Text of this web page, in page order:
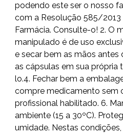
podendo este ser o nosso
com a Resolução 585/
Farmácia. Consulte-o! 2. O
manipulado é de uso
e secar bem as mãos antes
as cápsulas em sua própria
lo.4. Fechar bem a
compre medicamento sem
profissional habilitado. 6.
ambiente (15 a 30ºC).
umidade. Nestas